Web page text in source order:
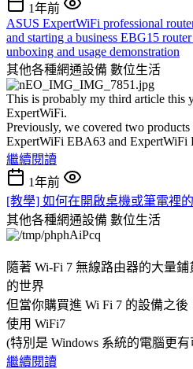
1年前
ASUS ExpertWiFi professional
and starting a business EBG15
unboxing and usage demonstration
其他各種網通設備 數位生活
This is probably my third article this
ExpertWiFi.
Previously, we covered two
ExpertWiFi EBA63 and ExpertWiFi
繼續閱讀
1年前
[教學] 如何在開啟桌機或筆電裡
其他各種網通設備 數位生活
隨著 Wi-Fi 7 無線路由器的大量
的世界
但當你購買進 Wi Fi 7 的設備之
使用 WiFi7
(特別是 Windows 系統的電腦更
繼續閱讀